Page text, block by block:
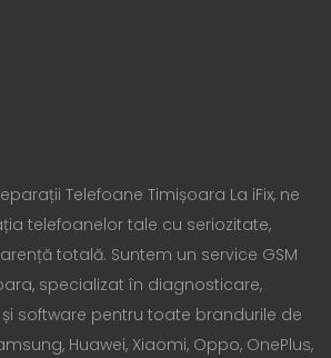
Telefoane Timișoara La iFix, ne
telefoanelor tale cu seriozitate,
totală. Suntem un service GSM
specializat în diagnosticare,
software pentru toate brandurile de
Huawei, Xiaomi, Oppo, OnePlus,